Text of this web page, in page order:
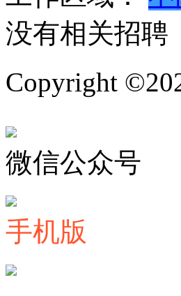
没有相关招聘
Copyright
微信公众号
手机版